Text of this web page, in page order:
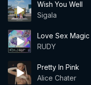
Wish You Well
Sigala
Love Sex Magic
RUDY
Pretty In Pink
Alice Chater